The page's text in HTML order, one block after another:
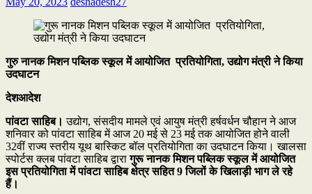
गुरु नानक मिशन पब्लिक स्कूल में आयोजित प्रतियोगिता, उद्योग मंत्री ने किया
उदघाटन
देशआदेश
पांवटा साहिब। उद्योग, संसदीय मामले एवं आयुष मंत्री हर्षवर्धन चौहान ने आज
शनिवार को पांवटा साहिब में आज 20 मई से 23 मई तक आयोजित होने वाली
32वीं राज्य स्तरीय यूथ बास्किट बॉल प्रतियोगिता का उदघाटन किया। खालसा
स्पोर्टस क्लब पांवटा साहिब द्वारागुरू नानक मिशन पब्लिक स्कूल में आयोजित
इस प्रतियोगिता में पांवटा साहिब क्षेत्र सहित 9 जिलों के खिलाड़ी भाग ले रहे
हैं।